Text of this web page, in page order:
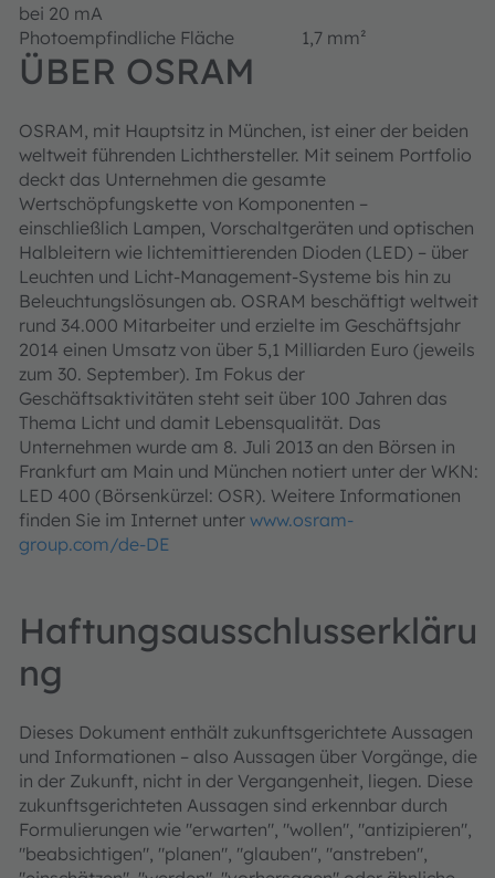
bei 20 mA
Photoempfindliche Fläche
1,7 mm²
ÜBER OSRAM
OSRAM, mit Hauptsitz in München, ist einer der beiden
weltweit führenden Lichthersteller. Mit seinem Portfolio
deckt das Unternehmen die gesamte
Wertschöpfungskette von Komponenten –
einschließlich Lampen, Vorschaltgeräten und optischen
Halbleitern wie lichtemittierenden Dioden (LED) – über
Leuchten und Licht-Management-Systeme bis hin zu
Beleuchtungslösungen ab. OSRAM beschäftigt weltweit
rund 34.000 Mitarbeiter und erzielte im Geschäftsjahr
2014 einen Umsatz von über 5,1 Milliarden Euro (jeweils
zum 30. September). Im Fokus der
Geschäftsaktivitäten steht seit über 100 Jahren das
Thema Licht und damit Lebensqualität. Das
Unternehmen wurde am 8. Juli 2013 an den Börsen in
Frankfurt am Main und München notiert unter der WKN:
LED 400 (Börsenkürzel: OSR). Weitere Informationen
finden Sie im Internet unter www.osram-
group.com/de-DE
Haftungsausschlusserkläru
ng
Dieses Dokument enthält zukunftsgerichtete Aussagen
und Informationen – also Aussagen über Vorgänge, die
in der Zukunft, nicht in der Vergangenheit, liegen. Diese
zukunftsgerichteten Aussagen sind erkennbar durch
Formulierungen wie "erwarten", "wollen", "antizipieren",
"beabsichtigen", "planen", "glauben", "anstreben",